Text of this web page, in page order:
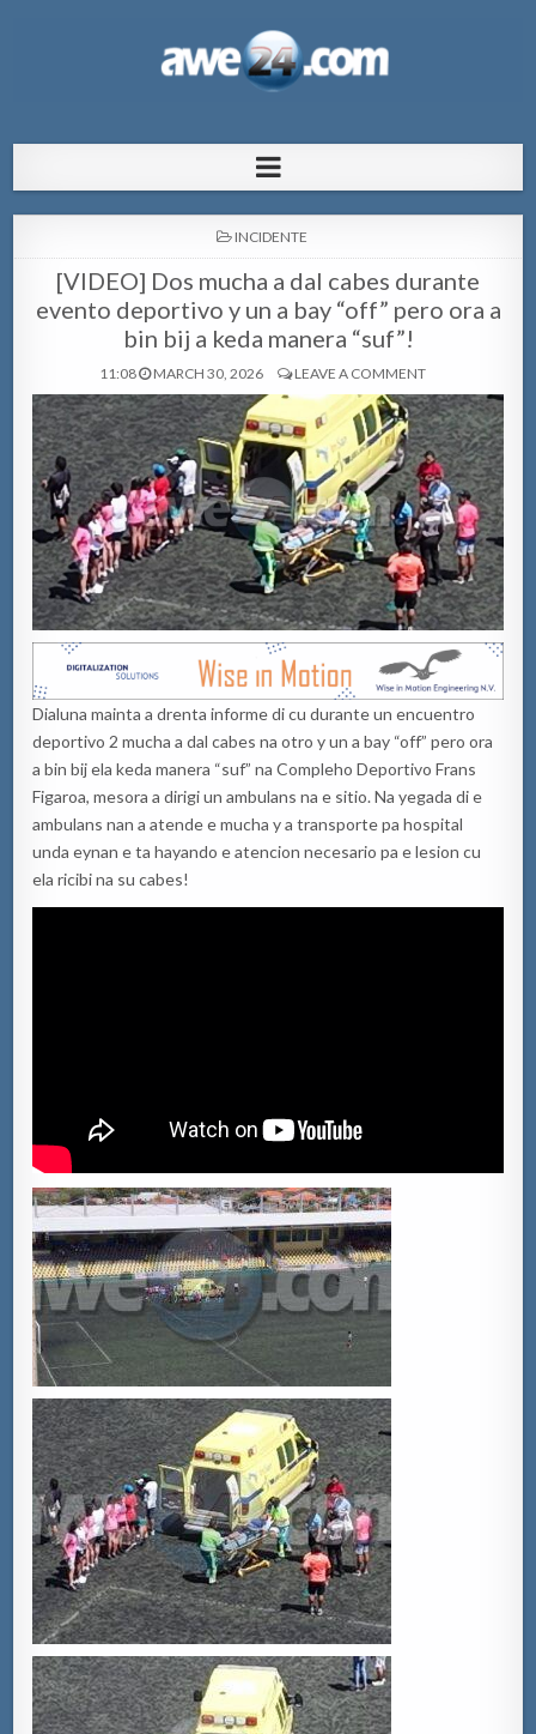
pa Aruba
POSTED
INCIDENTE
[VIDEO] Dos mucha a dal cabes durante
evento deportivo y un a bay “off” pero ora a
bin bij a keda manera “suf”!
11:08 MARCH 30, 2026 LEAVE A COMMENT
Dialuna mainta a drenta informe di cu durante un encuentro
deportivo 2 mucha a dal cabes na otro y un a bay “off” pero ora
a bin bij ela keda manera “suf” na Compleho Deportivo Frans
Figaroa, mesora a dirigi un ambulans na e sitio. Na yegada di e
ambulans nan a atende e mucha y a transporte pa hospital
unda eynan e ta hayando e atencion necesario pa e lesion cu
ela ricibi na su cabes!